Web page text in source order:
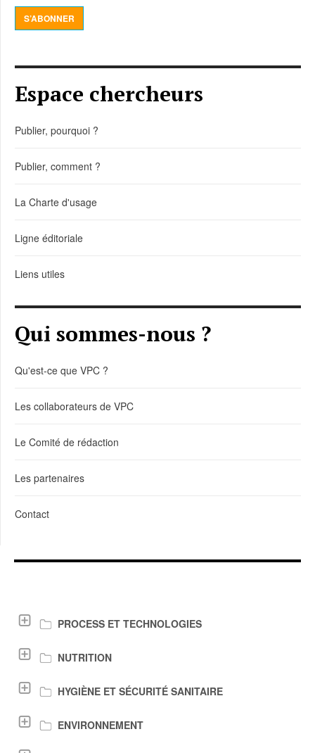
S’ABONNER
Espace chercheurs
Publier, pourquoi ?
Publier, comment ?
La Charte d'usage
Ligne éditoriale
Liens utiles
Qui sommes-nous ?
Qu'est-ce que VPC ?
Les collaborateurs de VPC
Le Comité de rédaction
Les partenaires
Contact
PROCESS ET TECHNOLOGIES
NUTRITION
HYGIÈNE ET SÉCURITÉ SANITAIRE
ENVIRONNEMENT